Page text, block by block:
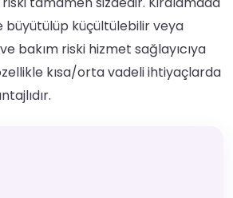
büyütülüp küçültülebilir veya
bakım riski hizmet sağlayıcıya
kısa/orta vadeli ihtiyaçlarda